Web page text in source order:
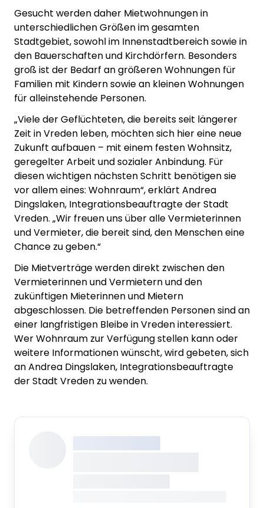
Gesucht werden daher Mietwohnungen in
unterschiedlichen Größen im gesamten
Stadtgebiet, sowohl im Innenstadtbereich sowie in
den Bauerschaften und Kirchdörfern. Besonders
groß ist der Bedarf an größeren Wohnungen für
Familien mit Kindern sowie an kleinen Wohnungen
für alleinstehende Personen.
„Viele der Geflüchteten, die bereits seit längerer
Zeit in Vreden leben, möchten sich hier eine neue
Zukunft aufbauen – mit einem festen Wohnsitz,
geregelter Arbeit und sozialer Anbindung. Für
diesen wichtigen nächsten Schritt benötigen sie
vor allem eines: Wohnraum“, erklärt Andrea
Dingslaken, Integrationsbeauftragte der Stadt
Vreden. „Wir freuen uns über alle Vermieterinnen
und Vermieter, die bereit sind, den Menschen eine
Chance zu geben.“
Die Mietverträge werden direkt zwischen den
Vermieterinnen und Vermietern und den
zukünftigen Mieterinnen und Mietern
abgeschlossen. Die betreffenden Personen sind an
einer langfristigen Bleibe in Vreden interessiert.
Wer Wohnraum zur Verfügung stellen kann oder
weitere Informationen wünscht, wird gebeten, sich
an Andrea Dingslaken, Integrationsbeauftragte
der Stadt Vreden zu wenden.